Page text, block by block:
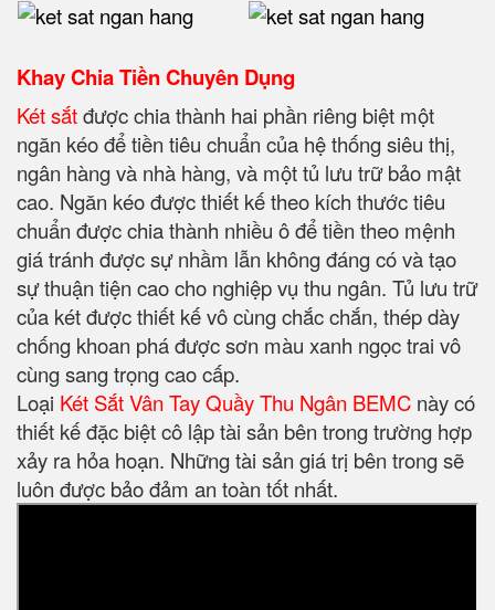
Khay Chia Tiền Chuyên Dụng
Két sắtđược chia thành hai phần riêng biệt một
ngăn kéo để tiền tiêu chuẩn của hệ thống siêu thị,
ngân hàng và nhà hàng, và một tủ lưu trữ bảo mật
cao. Ngăn kéo được thiết kế theo kích thước tiêu
chuẩn được chia thành nhiều ô để tiền theo mệnh
giá tránh được sự nhầm lẫn không đáng có và tạo
sự thuận tiện cao cho nghiệp vụ thu ngân. Tủ lưu trữ
của két được thiết kế vô cùng chắc chắn, thép dày
chống khoan phá được sơn màu xanh ngọc trai vô
cùng sang trọng cao cấp.
Loại Két Sắt Vân Tay Quầy Thu Ngân BEMC này có
thiết kế đặc biệt cô lập tài sản bên trong trường hợp
xảy ra hỏa hoạn. Những tài sản giá trị bên trong sẽ
luôn được bảo đảm an toàn tốt nhất.